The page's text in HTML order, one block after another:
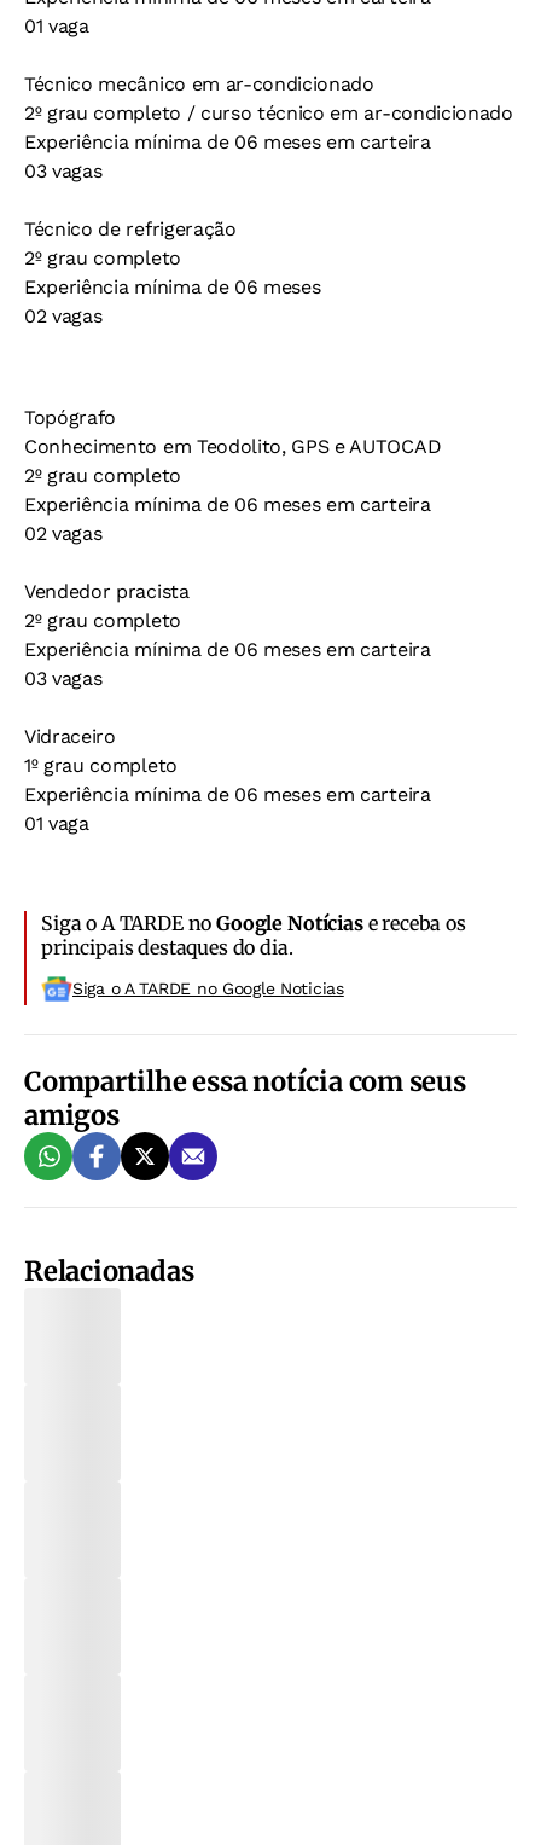
01 vaga
Técnico mecânico em ar-condicionado
2º grau completo / curso técnico em ar-condicionado
Experiência mínima de 06 meses em carteira
03 vagas
Técnico de refrigeração
2º grau completo
Experiência mínima de 06 meses
02 vagas
Topógrafo
Conhecimento em Teodolito, GPS e AUTOCAD
2º grau completo
Experiência mínima de 06 meses em carteira
02 vagas
Vendedor pracista
2º grau completo
Experiência mínima de 06 meses em carteira
03 vagas
Vidraceiro
1º grau completo
Experiência mínima de 06 meses em carteira
01 vaga
Siga o A TARDE noGoogle Notíciase receba os
principais destaques do dia.
Siga o A TARDE no Google Noticias
Compartilhe essa notícia com seus
amigos
Relacionadas